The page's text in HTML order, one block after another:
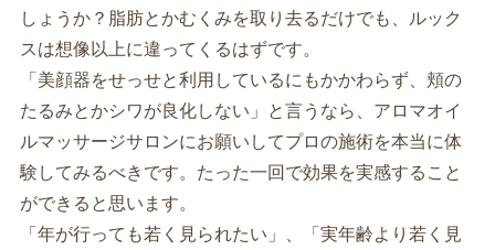
しょうか？脂肪とかむくみを取り去るだけでも、ルック
スは想像以上に違ってくるはずです。
「美顔器をせっせと利用しているにもかかわらず、頬の
たるみとかシワが良化しない」と言うなら、アロマオイ
ルマッサージサロンにお願いしてプロの施術を本当に体
験してみるべきです。たった一回で効果を実感すること
ができると思います。
「年が行っても若く見られたい」、「実年齢より若く見